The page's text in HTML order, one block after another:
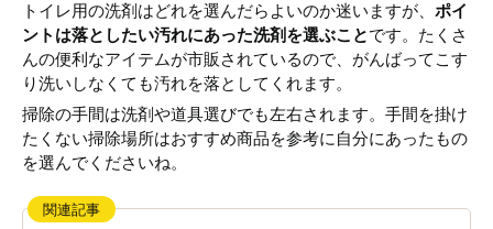
トイレ用の洗剤はどれを選んだらよいのか迷いますが、 ポイ
ントは落としたい汚れにあった洗剤を選ぶことです。たくさ
んの便利なアイテムが市販されているので、がんばってこす
り洗いしなくても汚れを落としてくれます。
掃除の手間は洗剤や道具選びでも左右されます。手間を掛け
たくない掃除場所はおすすめ商品を参考に自分にあったもの
を選んでくださいね。
関連記事